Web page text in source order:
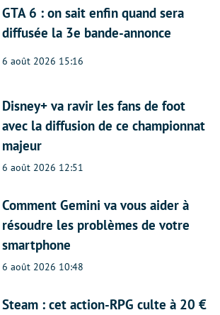
GTA 6 : on sait enfin quand sera
diffusée la 3e bande-annonce
6 août 2026 15:16
Disney+ va ravir les fans de foot
avec la diffusion de ce championnat
majeur
6 août 2026 12:51
Comment Gemini va vous aider à
résoudre les problèmes de votre
smartphone
6 août 2026 10:48
Steam : cet action-RPG culte à 20 €